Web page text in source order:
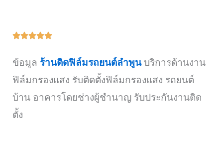
ข้อมูล ร้านติดฟิล์มรถยนต์ลำพูนบริการด้านงาน
ฟิล์มกรองแสง รับติดตั้งฟิล์มกรองแสง รถยนต์
บ้าน อาคารโดยช่างผู้ชำนาญ รับประกันงานติด
ตั้ง